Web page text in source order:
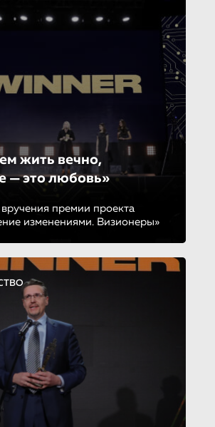
жить вечно,
— это любовь»
премии проекта
изменениями. Визионеры»